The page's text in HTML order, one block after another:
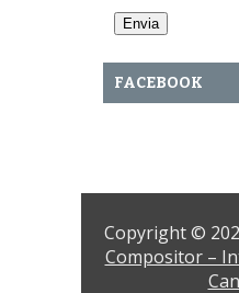
FACEBOOK
Copyright ©
Compositor –